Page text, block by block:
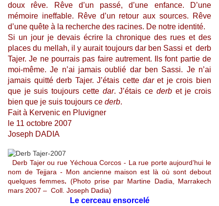
doux rêve. Rêve d’un passé, d’une enfance. D’une
mémoire ineffable. Rêve d’un retour aux sources. Rêve
d’une quête à la recherche des racines. De notre identité.
Si un jour je devais écrire la chronique des rues et des
places du mellah, il y aurait toujours dar ben Sassi et derb
Tajer. Je ne pourrais pas faire autrement. Ils font partie de
moi-même. Je n’ai jamais oublié dar ben Sassi. Je n’ai
jamais quitté derb Tajer. J’étais cette daret je crois bien
que je suis toujours cette dar. J’étais ce derbet je crois
bien que je suis toujours ce derb.
Fait à Kervenic en Pluvigner
le 11 octobre 2007
Joseph DADIA
Derb Tajer ou rue Yéchoua Corcos - La rue porte aujourd’hui le
nom de Tejjara - Mon ancienne maison est là où sont debout
quelques femmes. (Photo prise par Martine Dadia, Marrakech
mars 2007 – Coll. Joseph Dadia)
Le cerceau ensorcelé